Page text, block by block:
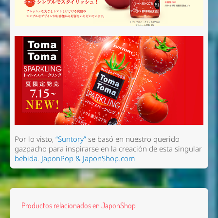
Por lo visto,“Suntory”se basó en nuestro querido
gazpacho para inspirarse en la creación de esta singular
bebida. JaponPop & JaponShop.com
Productos relacionados en JaponShop